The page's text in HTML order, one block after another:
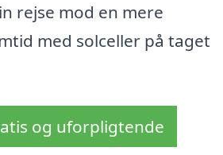
rejse mod en mere
med solceller på taget
og uforpligtende